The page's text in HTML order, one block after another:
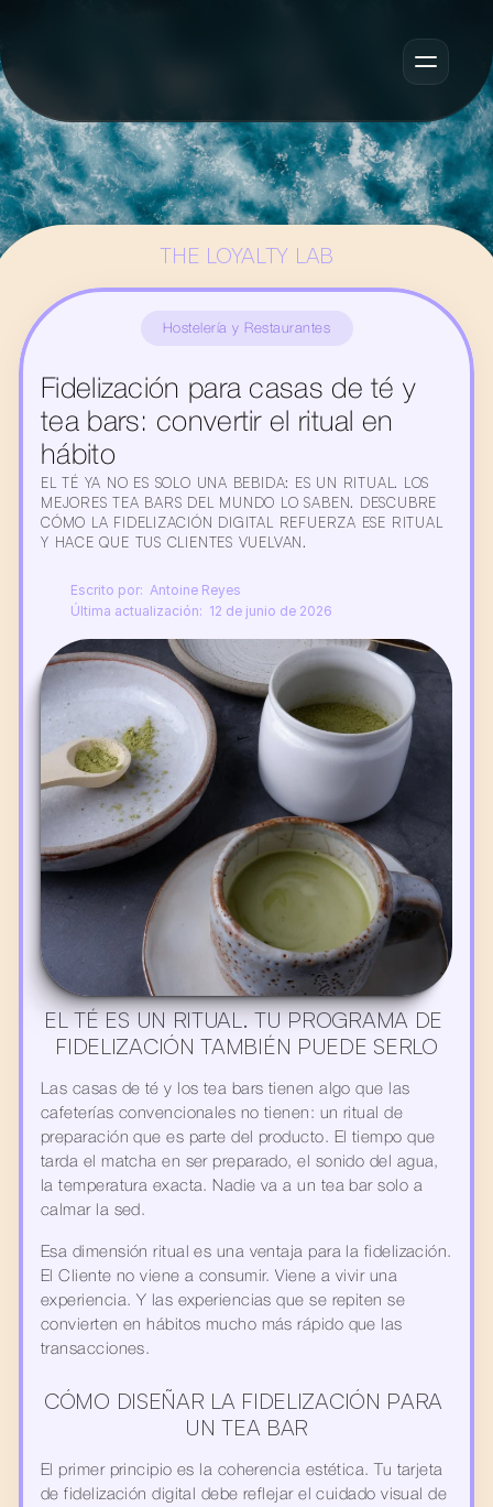
THE LOYALTY LAB
Hostelería y Restaurantes
Fidelización para casas de té y
tea bars: convertir el ritual en
hábito
EL TÉ YA NO ES SOLO UNA BEBIDA: ES UN RITUAL. LOS
MEJORES TEA BARS DEL MUNDO LO SABEN. DESCUBRE
CÓMO LA FIDELIZACIÓN DIGITAL REFUERZA ESE RITUAL
Y HACE QUE TUS CLIENTES VUELVAN.
Escrito por:  Antoine Reyes
Última actualización:  12 de junio de 2026
EL TÉ ES UN RITUAL. TU PROGRAMA DE
FIDELIZACIÓN TAMBIÉN PUEDE SERLO
Las casas de té y los tea bars tienen algo que las
cafeterías convencionales no tienen: un ritual de
preparación que es parte del producto. El tiempo que
tarda el matcha en ser preparado, el sonido del agua,
la temperatura exacta. Nadie va a un tea bar solo a
calmar la sed.
Esa dimensión ritual es una ventaja para la fidelización.
El Cliente no viene a consumir. Viene a vivir una
experiencia. Y las experiencias que se repiten se
convierten en hábitos mucho más rápido que las
transacciones.
CÓMO DISEÑAR LA FIDELIZACIÓN PARA
UN TEA BAR
El primer principio es la coherencia estética. Tu tarjeta
de fidelización digital debe reflejar el cuidado visual de